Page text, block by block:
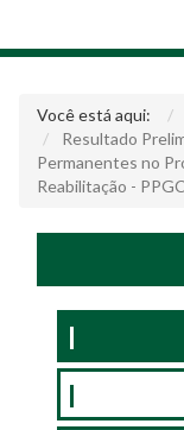
Você está aqui:
Resultado
Permanentes no
Reabilitação -